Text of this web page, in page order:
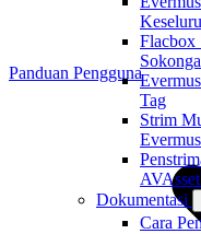
Flacbox
Tag
Strim
Dokumentasi
Cara
Panduan Pengguna